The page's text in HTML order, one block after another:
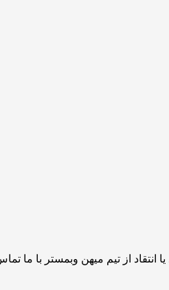
با ما تماس بگیرید.کارشناسان پشتیبانی ما 24